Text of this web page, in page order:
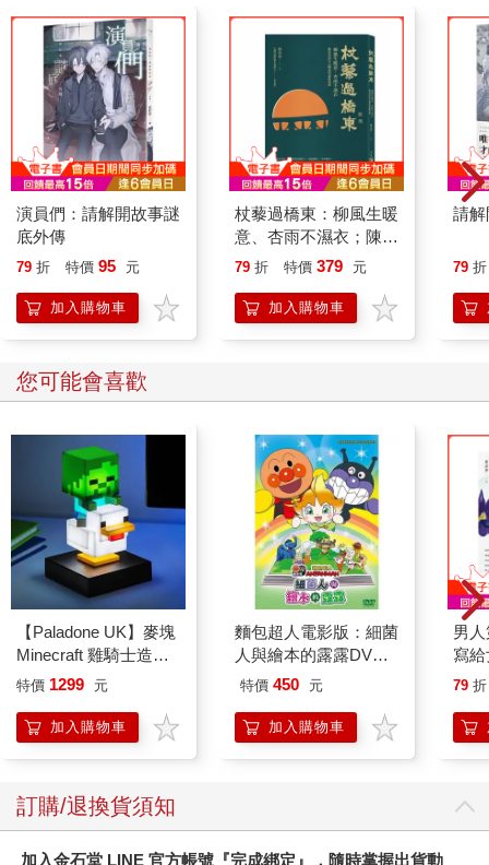
險。又因為是大腦自己主動衍生出來的，改掉這個錯誤不容易。
我曾經在一份高考的卷子中，看到考生說國父孫中山先生是中華
民國的「始作俑者」，他以為這是好話，其實這是一句罵人的
話，因下面一句是「其無後乎？」。
因此，不講解意思就強迫孩子去背，對他的大腦沒有什麼好處，
只會增加他對學習的恐懼與痛恨。大腦若未成熟，硬去催熟，則
事倍功半，而且還會誤解詩文意義，以後鬧笑話，得不償失。我
們一再說明遊戲是孩子的天性，是促使他神經連接最好的方式，
不要剝奪他天賦的權利。
任何事都有它的「時刻表」（timetable），萬能如上帝，也不能
強令百花在冬天開，時間到了，大腦成熟了，水到渠成，一切自
然圓滿。
教育需要耐心，父母請不要著急。
到底怎麼做才能讓孩子把單字或生字背起來，而且不容易忘掉
呢？是多看幾次教學影片有用嗎？還是要孩子動手做筆記最有用
呢？
這學期第一天上課時，我請學生拿張紙寫下他們對未來的期望，
想不到收回來的是一堆零碎的小紙條，有包三明治的紙、披薩廣
告的背面，林林總總，無奇不有。我才知道二十一世紀的大學生
已經不用紙和筆了，上課都用筆記型電腦（以下簡稱「筆
電」），才幾年時光，教室的生態就改變了。
嘴角，便知道他飛快的手指打的是你上課的內容，還是給女朋友
的情書；另一位說，更多時候，螢幕上顯現的不是上課的資料，
但是這是時代的潮流，再怎麼不喜歡，我們無法阻擋學生用筆
電，只是我很好奇，哪一種筆記方法比較有效？手抄筆記對筆電
演員們：請解開故事謎
底外傳
79 折 特價 95 元
加入購物車
杖藜過橋東：柳風生暖
意、杏雨不濕衣；陳亮
恭談以心轉境的適齡漫
79 折 特價 379 元
加入購物車
請解
79 折
您可能也需要
【澳洲Careline】綿羊
霜含玫瑰精油及維他命
E-2入組 100ml/瓶
25 折 特價 399
加入購物車
日本製日高W.F.純馬油
－GOLD－120ml－1
瓶組
75 折 特價 749
加入購物車
澳
努
58 折
您可能會喜歡